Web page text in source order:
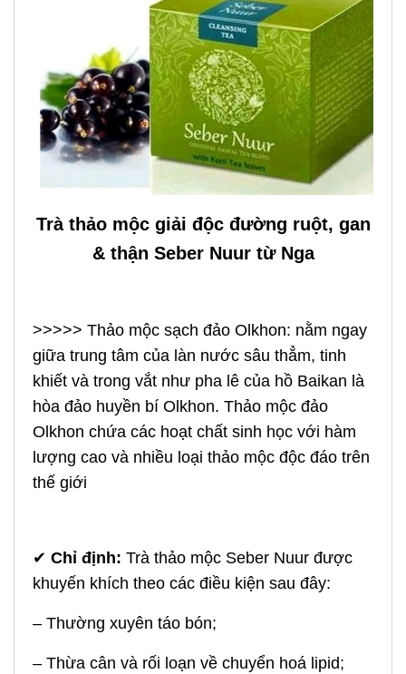
Trà thảo mộc giải độc đường ruột, gan
& thận Seber Nuur từ Nga
>>>>> Thảo mộc sạch đảo Olkhon: nằm ngay
giữa trung tâm của làn nước sâu thẳm, tinh
khiết và trong vắt như pha lê của hồ Baikan là
hòa đảo huyền bí Olkhon. Thảo mộc đảo
Olkhon chứa các hoạt chất sinh học với hàm
lượng cao và nhiều loại thảo mộc độc đáo trên
thế giới
✔ Chỉ định: Trà thảo mộc Seber Nuur được
khuyến khích theo các điều kiện sau đây:
– Thường xuyên táo bón;
– Thừa cân và rối loạn về chuyển hoá lipid;